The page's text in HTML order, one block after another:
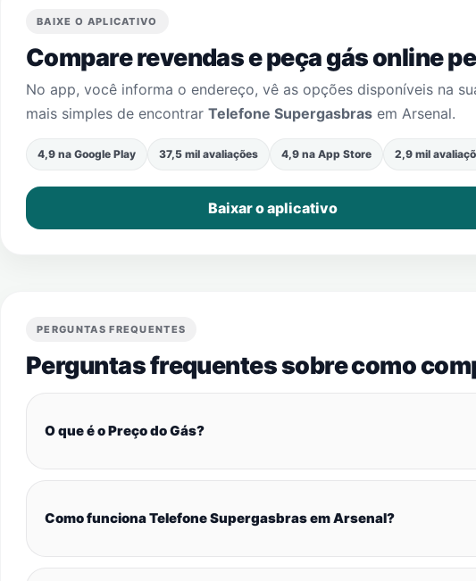
BAIXE O APLICATIVO
Compare revendas e peça gás online
No app, você informa o endereço, vê as opções disponíveis na
mais simples de encontrar Telefone Supergasbras em Arsenal.
4,9 na Google Play 37,5 mil avaliações 4,9 na App Store 2,9 mil
Baixar o aplicativo
PERGUNTAS FREQUENTES
Perguntas frequentes sobre como
O que é o Preço do Gás?
Como funciona Telefone Supergasbras em Arsenal?